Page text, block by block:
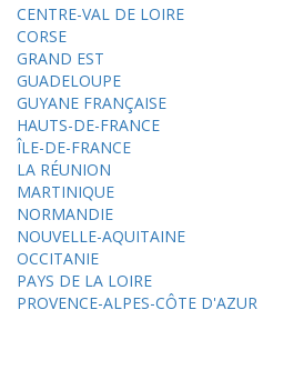
CENTRE-VAL DE LOIRE
CORSE
GRAND EST
GUADELOUPE
GUYANE FRANÇAISE
HAUTS-DE-FRANCE
ÎLE-DE-FRANCE
LA RÉUNION
MARTINIQUE
NORMANDIE
NOUVELLE-AQUITAINE
OCCITANIE
PAYS DE LA LOIRE
PROVENCE-ALPES-CÔTE D'AZUR